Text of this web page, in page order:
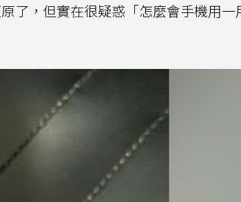
了，但實在很疑惑「怎麼會手機用一